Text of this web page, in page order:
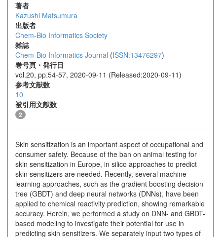
著者
Kazushi Matsumura
出版者
Chem-Bio Informatics Society
雑誌
Chem-Bio Informatics Journal (ISSN:13476297)
巻号頁・発行日
vol.20, pp.54-57, 2020-09-11 (Released:2020-09-11)
参考文献数
10
被引用文献数
2
Skin sensitization is an important aspect of occupational and
consumer safety. Because of the ban on animal testing for
skin sensitization in Europe, in silico approaches to predict
skin sensitizers are needed. Recently, several machine
learning approaches, such as the gradient boosting decision
tree (GBDT) and deep neural networks (DNNs), have been
applied to chemical reactivity prediction, showing remarkable
accuracy. Herein, we performed a study on DNN- and GBDT-
based modeling to investigate their potential for use in
predicting skin sensitizers. We separately input two types of